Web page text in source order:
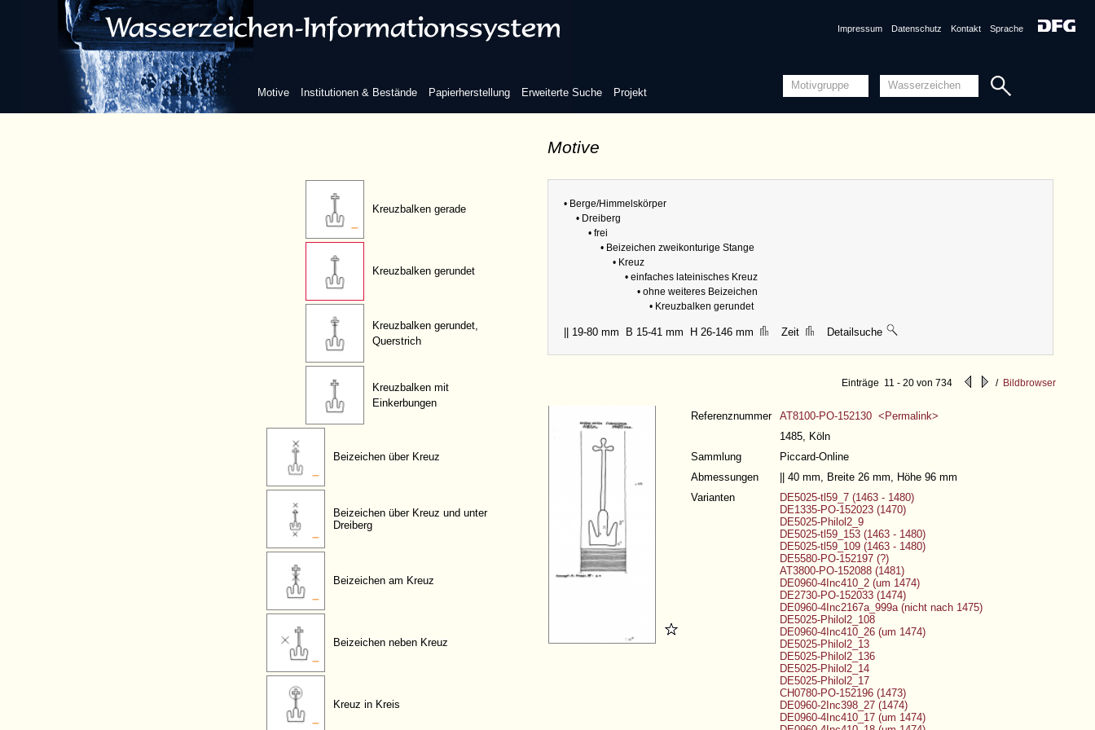
Motive Institutionen & Bestände Papierherstellung Erweiterte Suche Projekt
Impressum Datenschutz Kontakt Sprache
Motive
Kreuz
einfaches lateinisches Kreuz
Kreuzbalken gerade
Kreuzbalken gerundet
Kreuzbalken gerundet,
Querstrich
Kreuzbalken mit
Einkerbungen
Beizeichen über Kreuz
Beizeichen über Kreuz und unter
Dreiberg
Beizeichen am Kreuz
Beizeichen neben Kreuz
Kreuz in Kreis
• Berge/Himmelskörper
• Dreiberg
• frei
• Beizeichen zweikonturige Stange
• Kreuz
• einfaches lateinisches Kreuz
• ohne weiteres Beizeichen
• Kreuzbalken gerundet
|| 19-80 mm B 15-41 mm H 26-146 mm Zeit Detailsuche
Einträge 11 - 20 von 734 / Bildbrowser
1493, Altkirch
Referenznummer
AT8100-PO-152130 <Permalink>
1485, Köln
Sammlung
Piccard-Online
Abmessungen
|| 40 mm, Breite 26 mm, Höhe 96 mm
Varianten
DE5025-tl59_7 (1463 - 1480)
DE1335-PO-152023 (1470)
DE5025-Philol2_9
DE5025-tl59_153 (1463 - 1480)
DE5025-tl59_109 (1463 - 1480)
DE5580-PO-152197 (?)
AT3800-PO-152088 (1481)
DE0960-4Inc410_2 (um 1474)
DE2730-PO-152033 (1474)
DE0960-4Inc2167a_999a (nicht nach 1475)
DE5025-Philol2_108
DE0960-4Inc410_26 (um 1474)
DE5025-Philol2_13
DE5025-Philol2_136
DE5025-Philol2_14
DE5025-Philol2_17
CH0780-PO-152196 (1473)
DE0960-2Inc398_27 (1474)
DE0960-4Inc410_17 (um 1474)